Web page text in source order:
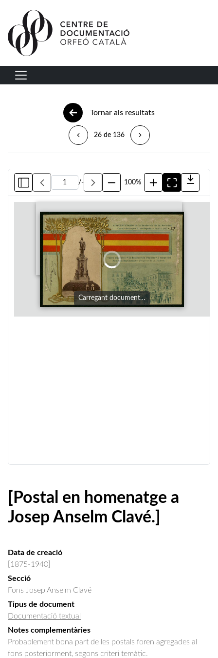
Vés al contingut
Navegació principal
Tornar als resultats
26 de 136
/- 100%
Carregant document…
[Postal en homenatge a
Josep Anselm Clavé.]
Data de creació
[1875-1940]
Secció
Fons Josep Anselm Clavé
Tipus de document
Documentació textual
Notes complementàries
Probablement bona part de les postals foren agregades al
fons posteriorment, segons criteri temàtic.